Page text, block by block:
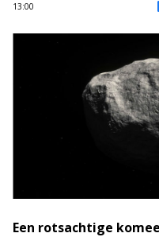
13:00
Een rotsachtige